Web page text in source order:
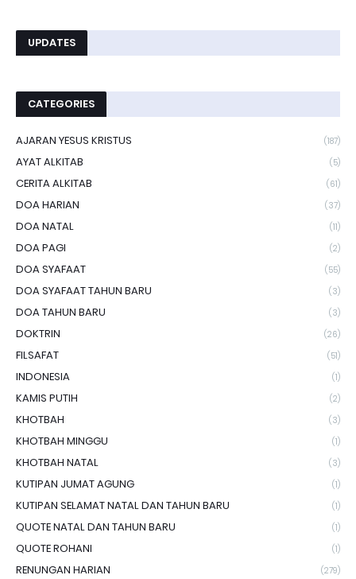
UPDATES
CATEGORIES
AJARAN YESUS KRISTUS (187)
AYAT ALKITAB (5)
CERITA ALKITAB (61)
DOA HARIAN (37)
DOA NATAL (11)
DOA PAGI (2)
DOA SYAFAAT (55)
DOA SYAFAAT TAHUN BARU (3)
DOA TAHUN BARU (3)
DOKTRIN (26)
FILSAFAT (51)
INDONESIA (1)
KAMIS PUTIH (2)
KHOTBAH (3)
KHOTBAH MINGGU (1)
KHOTBAH NATAL (3)
KUTIPAN JUMAT AGUNG (1)
KUTIPAN SELAMAT NATAL DAN TAHUN BARU (1)
QUOTE NATAL DAN TAHUN BARU (1)
QUOTE ROHANI (1)
RENUNGAN HARIAN (279)